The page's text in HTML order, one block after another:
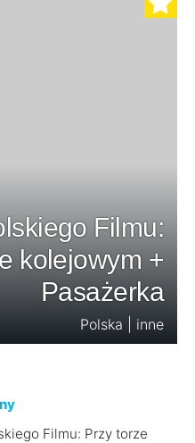
Filmu:
kolejowym +
Pasażerka
Polska | inne
Filmu: Przy torze